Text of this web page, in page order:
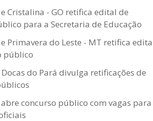
Cristalina - GO retifica edital de
para a Secretaria de Educação
Primavera do Leste - MT retifica
público
do Pará divulga retificações de
abre concurso público com vagas para